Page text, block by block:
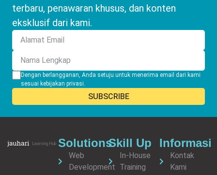
terbaru, penawaran khusus, dan konten
eksklusif dari kami.
Dengan berlangganan, Anda setuju untuk menerima email dari kami
sesuai kebijakan privasi.
Solutions
Web
Development
Skill Up
In-House
Training
Informasi
Kontak
Kami